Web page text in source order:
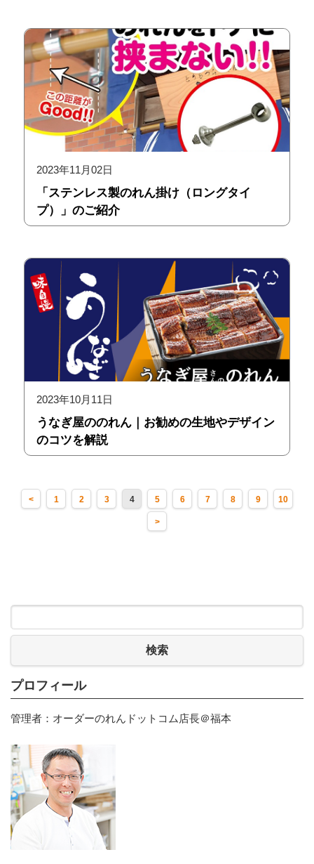
2023年11月02日
「ステンレス製のれん掛け（ロングタイ
プ）」のご紹介
2023年10月11日
うなぎ屋ののれん｜お勧めの生地やデザイン
のコツを解説
< 1 2 3 4 5 6 7 8 9 10
>
検索
プロフィール
管理者：オーダーのれんドットコム店長＠福本